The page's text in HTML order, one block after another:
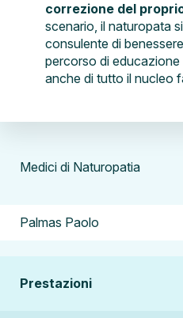
correzione del
scenario, il naturopata
consulente di
percorso di educazione
anche di tutto il nucleo
Medici di Naturopatia
Palmas Paolo
Prestazioni